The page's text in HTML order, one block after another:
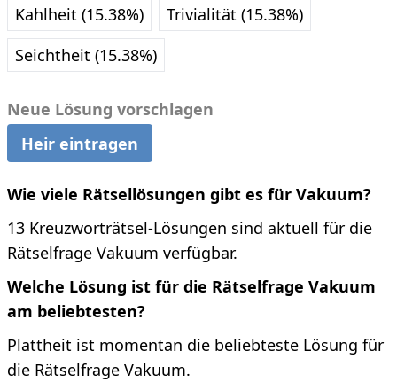
Kahlheit (15.38%)
Trivialität (15.38%)
Seichtheit (15.38%)
Neue Lösung vorschlagen
Heir eintragen
Wie viele Rätsellösungen gibt es für Vakuum?
13 Kreuzworträtsel-Lösungen sind aktuell für die
Rätselfrage Vakuum verfügbar.
Welche Lösung ist für die Rätselfrage Vakuum
am beliebtesten?
Plattheit ist momentan die beliebteste Lösung für
die Rätselfrage Vakuum.